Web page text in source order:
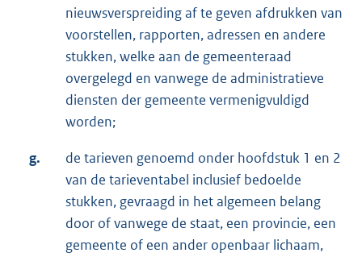
nieuwsverspreiding af te geven afdrukken van
voorstellen, rapporten, adressen en andere
stukken, welke aan de gemeenteraad
overgelegd en vanwege de administratieve
diensten der gemeente vermenigvuldigd
worden;
g.
de tarieven genoemd onder hoofdstuk 1 en 2
van de tarieventabel inclusief bedoelde
stukken, gevraagd in het algemeen belang
door of vanwege de staat, een provincie, een
gemeente of een ander openbaar lichaam,